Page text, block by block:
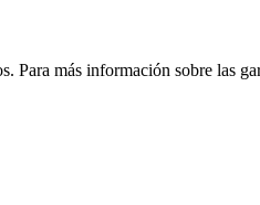
más información sobre las